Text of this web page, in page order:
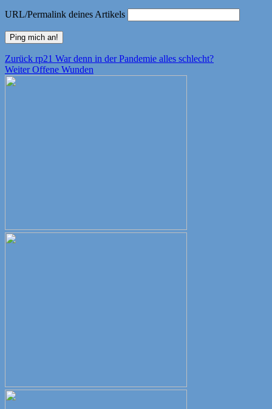
URL/Permalink deines Artikels
Beitragsnavigation
Zurück Vorheriger
Beitrag:
rp21 War denn in der Pandemie alles schlecht?
Weiter Nächster
Offene Wunden